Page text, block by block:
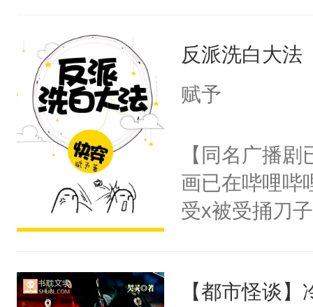
母的微笑：“
留看着面前这
人，突然醒悟
卫天还没亮
腰：“陛下，
不好了！”“那
小白莲：“嘤
惜被人暗害，
绝。主神知晓
朝，一个从
为三种性别。
构与男子相同
了一颗红色的
人，最终坐上
反派洗白大法
赋予
【同名广播
画已在哔哩哔
受x被受捅刀
病，一个个
【都市怪谈